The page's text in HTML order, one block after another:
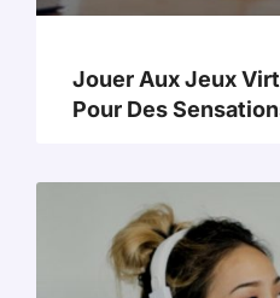
Jouer Aux Jeux
Pour Des